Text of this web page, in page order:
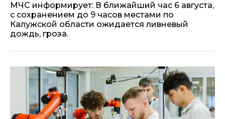
МЧС информирует: В ближайший час 6 августа,
с сохранением до 9 часов местами по
Калужской области ожидается ливневый
дождь, гроза.